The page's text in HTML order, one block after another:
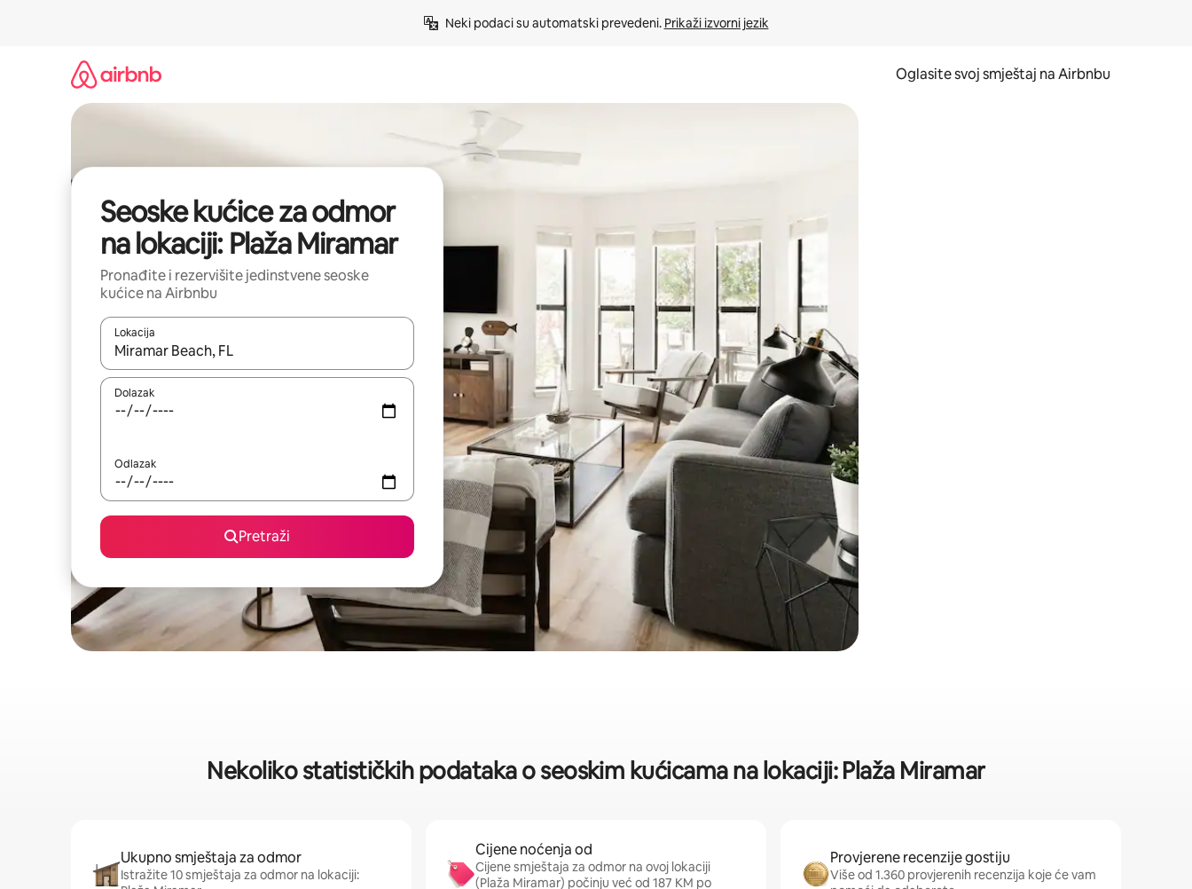
Neki podaci su automatski prevedeni. Prikaži izvorni jezik
Oglasite svoj smještaj na Airbnbu
Seoske kućice za odmor
na lokaciji: Plaža Miramar
Pronađite i rezervišite jedinstvene seoske
kućice na Airbnbu
Lokacija
Kad rezultati budu dostupni, krećite se gore i dolje pomoću strelica ili ih pregledajte dodirom ili povlačenjem prsta.
Dolazak
Odlazak
Pretraži
Nekoliko statističkih podataka o seoskim kućicama na lokaciji: Plaža Miramar
Ukupno smještaja za odmor
Istražite 10 smještaja za odmor na lokaciji:
Cijene noćenja od
Cijene smještaja za odmor na ovoj lokaciji
(Plaža Miramar) počinju već od 187 KM po
Provjerene recenzije gostiju
Više od 1.360 provjerenih recenzija koje će vam